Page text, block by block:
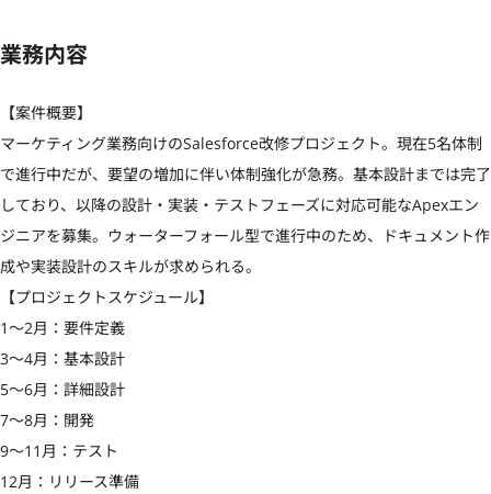
業務内容
【案件概要】
マーケティング業務向けのSalesforce改修プロジェクト。現在5名体制
で進行中だが、要望の増加に伴い体制強化が急務。基本設計までは完了
しており、以降の設計・実装・テストフェーズに対応可能なApexエン
ジニアを募集。ウォーターフォール型で進行中のため、ドキュメント作
成や実装設計のスキルが求められる。
【プロジェクトスケジュール】
1〜2月：要件定義
3〜4月：基本設計
5〜6月：詳細設計
7〜8月：開発
9〜11月：テスト
12月：リリース準備